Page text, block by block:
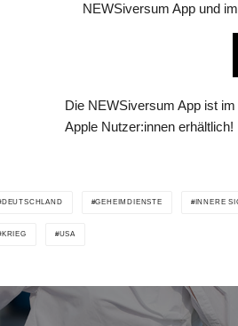
NEWSiversum App und
Die NEWSiversum App ist
Apple Nutzer:innen erhältlich!
DEUTSCHLAND GEHEIMDIENSTE INNERE
KRIEG USA